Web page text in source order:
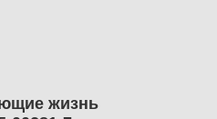
жизнь